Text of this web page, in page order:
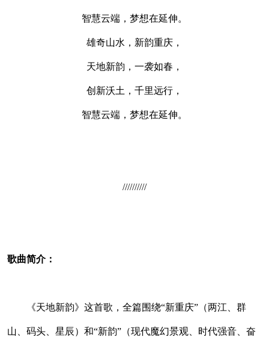
智慧云端，梦想在延伸。
雄奇山水，新韵重庆，
天地新韵，一袭如春，
创新沃土，千里远行，
智慧云端，梦想在延伸。
//////////
歌曲简介：
《天地新韵》这首歌，全篇围绕“新重庆”（两江、群
山、码头、星辰）和“新韵”（现代魔幻景观、时代强音、奋